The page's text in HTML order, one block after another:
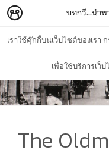
เราใช้คุ๊กกี้บนเว็บไซต์ของเรา
เพื่อใช้บริการเว็
บทกวี...นำพ
The